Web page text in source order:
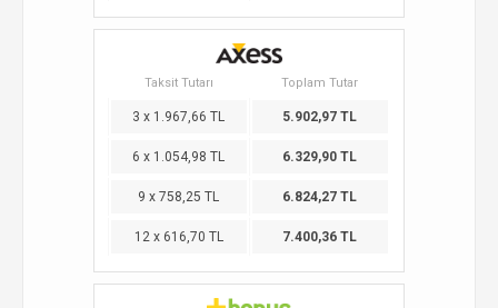
Taksit Tutarı Toplam Tutar
3 x 1.967,66 TL 5.902,97 TL
6 x 1.054,98 TL 6.329,90 TL
9 x 758,25 TL 6.824,27 TL
12 x 616,70 TL 7.400,36 TL